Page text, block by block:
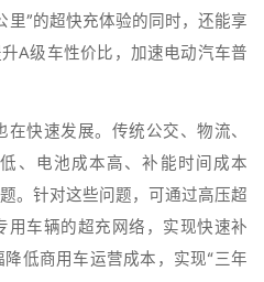
里”的超快充体验的同时，还能享
A级车性价比，加速电动汽车普
快速发展。传统公交、物流、
、电池成本高、补能时间成本
。针对这些问题，可通过高压超
用车辆的超充网络，实现快速补
低商用车运营成本，实现“三年